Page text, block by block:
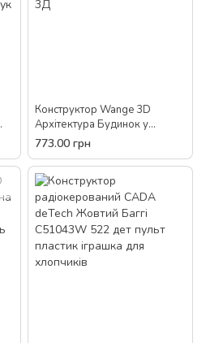
Конструктор Wange 3D
Архітектура Будинок у
китайському стилі Хуей 3312
пластиковий 507 ел. 3Д
773.00 грн